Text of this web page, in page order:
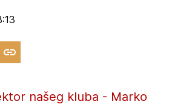
našeg kluba - Marko